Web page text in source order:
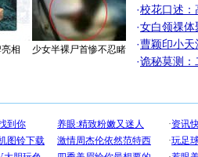
相 少女半裸尸首惨不忍睹
·校花口述：
·女白领祼体
·曹颖印小天
·诡秘莫测：